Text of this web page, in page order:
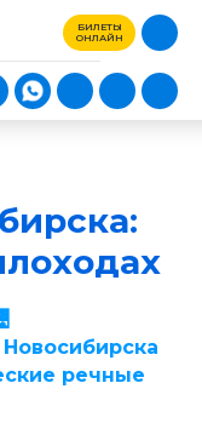
БИЛЕТЫ
ОНЛАЙН
речные